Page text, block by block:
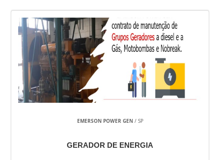
EMERSON POWER GEN/ SP
GERADOR DE ENERGIA